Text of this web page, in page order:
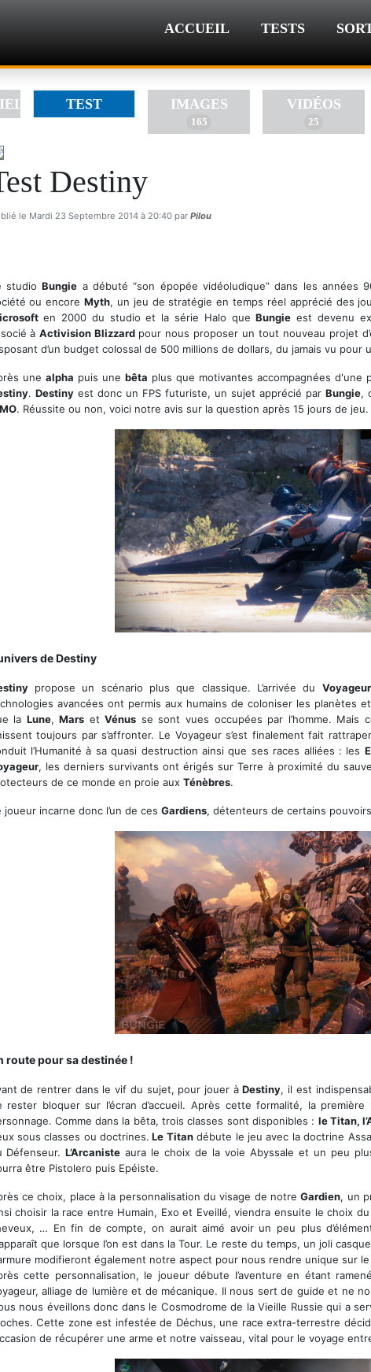
ACCUEIL TESTS
TEST IMAGES
165
VIDÉOS
25
Destiny
le Mardi 23 Septembre 2014 à 20:40 par Pilou
studioBungie a débuté “son épopée vidéoludique” dans les années
ou encore Myth, un jeu de stratégie en temps réel apprécié des
en 2000 du studio et la série Halo queBungie est devenu
àActivision Blizzard pour nous proposer un tout nouveau projet
d’un budget colossal de 500 millions de dollars, du jamais vu pour
une alpha puis une bêta plus que motivantes accompagnées d'une
. Destinyest donc un FPS futuriste, un sujet apprécié parBungie,
. Réussite ou non, voici notre avis sur la question après 15 jours de jeu.
de Destiny
propose un scénario plus que classique. L’arrivée du Voyageur
avancées ont permis aux humains de coloniser les planètes
la Lune,Mars etVénus se sont vues occupées par l’homme. Mais
toujours par s’affronter. Le Voyageur s’est finalement fait
l’Humanité à sa quasi destruction ainsi que ses races alliées : les
, les derniers survivants ont érigés sur Terre à proximité du
de ce monde en proie aux Ténèbres.
joueur incarne donc l’un de ces Gardiens, détenteurs de certains
route pour sa destinée !
de rentrer dans le vif du sujet, pour jouer àDestiny, il est
rester bloquer sur l’écran d’accueil. Après cette formalité, la
Comme dans la bêta, trois classes sont disponibles : le Titan,
sous classes ou doctrines. Le Titandébute le jeu avec la doctrine
Défenseur.L’Arcaniste aura le choix de la voie Abyssale et un peu
être Pistolero puis Epéiste.
ce choix, place à la personnalisation du visage de notreGardien, un
choisir la race entre Humain, Exo et Eveillé, viendra ensuite le choix
… En fin de compte, on aurait aimé avoir un peu plus
que lorsque l’on est dans la Tour. Le reste du temps, un joli
modifieront également notre aspect pour nous rendre unique sur
cette personnalisation, le joueur débute l’aventure en étant
alliage de lumière et de mécanique. Il nous sert de guide et ne
nous éveillons donc dans le Cosmodrome de la Vieille Russie qui a
Cette zone est infestée de Déchus, une race extra-terrestre
de récupérer une arme et notre vaisseau, vital pour le voyage